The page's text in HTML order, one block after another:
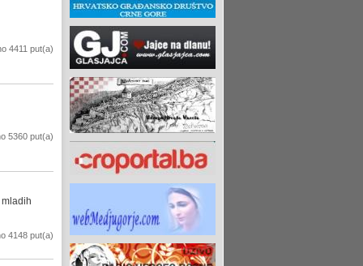
4411 put(a)
5360 put(a)
4148 put(a)